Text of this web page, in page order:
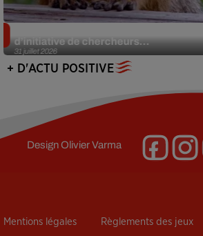
31 juillet 2026
d’initiative de chercheurs...
+ D'ACTU POSITIVE
DesignOlivier Varma
Mentions légales Règlements des jeux